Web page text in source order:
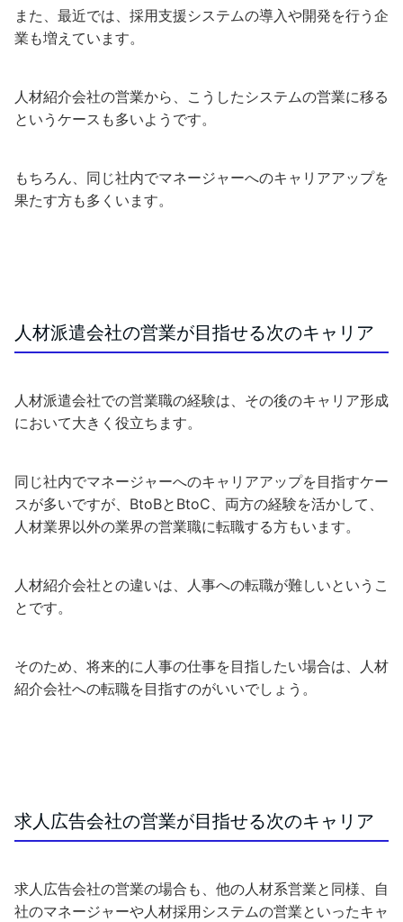
また、最近では、採用支援システムの導入や開発を行う企
業も増えています。
人材紹介会社の営業から、こうしたシステムの営業に移る
というケースも多いようです。
もちろん、同じ社内でマネージャーへのキャリアアップを
果たす方も多くいます。
人材派遣会社の営業が目指せる次のキャリア
人材派遣会社での営業職の経験は、その後のキャリア形成
において大きく役立ちます。
同じ社内でマネージャーへのキャリアアップを目指すケー
スが多いですが、BtoBとBtoC、両方の経験を活かして、
人材業界以外の業界の営業職に転職する方もいます。
人材紹介会社との違いは、人事への転職が難しいというこ
とです。
そのため、将来的に人事の仕事を目指したい場合は、人材
紹介会社への転職を目指すのがいいでしょう。
求人広告会社の営業が目指せる次のキャリア
求人広告会社の営業の場合も、他の人材系営業と同様、自
社のマネージャーや人材採用システムの営業といったキャ